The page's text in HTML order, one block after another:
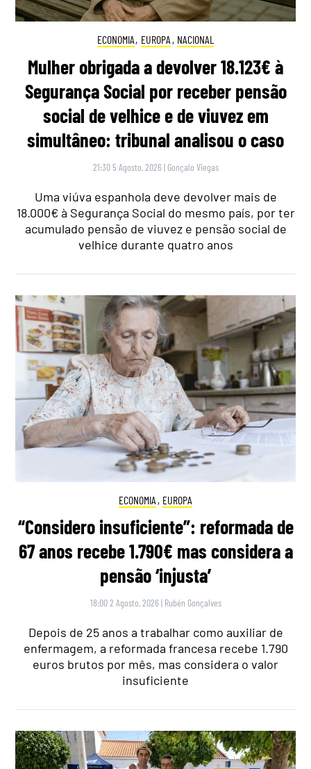
ECONOMIA, EUROPA , NACIONAL
Mulher obrigada a devolver 18.123€ à
Segurança Social por receber pensão
social de velhice e de viuvez em
simultâneo: tribunal analisou o caso
21:30 5 Agosto, 2026 | Gonçalo Viegas
Uma viúva espanhola deve devolver mais de
18.000€ à Segurança Social do mesmo país, por ter
acumulado pensão de viuvez e pensão social de
velhice durante quatro anos
ECONOMIA , EUROPA
“Considero insuficiente”: reformada de
67 anos recebe 1.790€ mas considera a
pensão ‘injusta’
18:00 2 Agosto, 2026 | Rubén Gonçalves
Depois de 25 anos a trabalhar como auxiliar de
enfermagem, a reformada francesa recebe 1.790
euros brutos por mês, mas considera o valor
insuficiente